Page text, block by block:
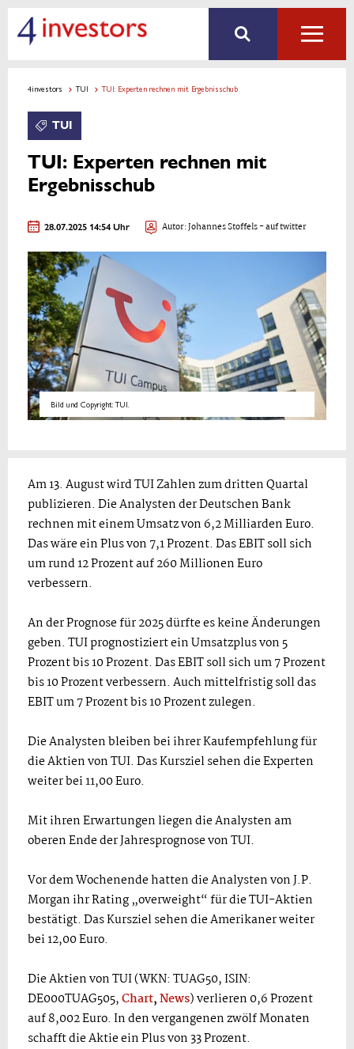
4investors TUI TUI: Experten rechnen mit Ergebnisschub
TUI
TUI: Experten rechnen mit
Ergebnisschub
28.07.2025 14:54 Uhr Autor:Johannes Stoffels- auf twitter
Bild und Copyright: TUI.
Am 13. August wird TUI Zahlen zum dritten Quartal
publizieren. Die Analysten der Deutschen Bank
rechnen mit einem Umsatz von 6,2 Milliarden Euro.
Das wäre ein Plus von 7,1 Prozent. Das EBIT soll sich
um rund 12 Prozent auf 260 Millionen Euro
verbessern.
An der Prognose für 2025 dürfte es keine Änderungen
geben. TUI prognostiziert ein Umsatzplus von 5
Prozent bis 10 Prozent. Das EBIT soll sich um 7 Prozent
bis 10 Prozent verbessern. Auch mittelfristig soll das
EBIT um 7 Prozent bis 10 Prozent zulegen.
Die Analysten bleiben bei ihrer Kaufempfehlung für
die Aktien von TUI. Das Kursziel sehen die Experten
weiter bei 11,00 Euro.
Mit ihren Erwartungen liegen die Analysten am
oberen Ende der Jahresprognose von TUI.
Vor dem Wochenende hatten die Analysten von J.P.
Morgan ihr Rating „overweight“ für die TUI-Aktien
bestätigt. Das Kursziel sehen die Amerikaner weiter
bei 12,00 Euro.
Die Aktien von TUI (WKN: TUAG50, ISIN:
DE000TUAG505,Chart,News) verlieren 0,6 Prozent
auf 8,002 Euro. In den vergangenen zwölf Monaten
schafft die Aktie ein Plus von 33 Prozent.